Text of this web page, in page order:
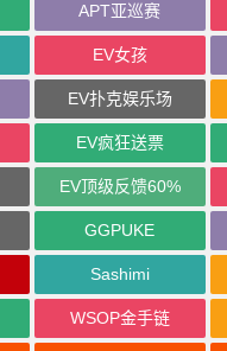
APT亚巡赛
EV女孩
EV扑克娱乐场
EV疯狂送票
EV顶级反馈60%
GGPUKE
Sashimi
WSOP金手链